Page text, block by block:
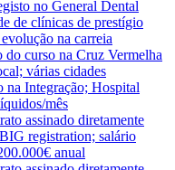
no General Dental
de clínicas de prestígio
na carreia
curso na Cruz Vermelha
várias cidades
Integração; Hospital
mês
assinado diretamente
registration; salário
anual